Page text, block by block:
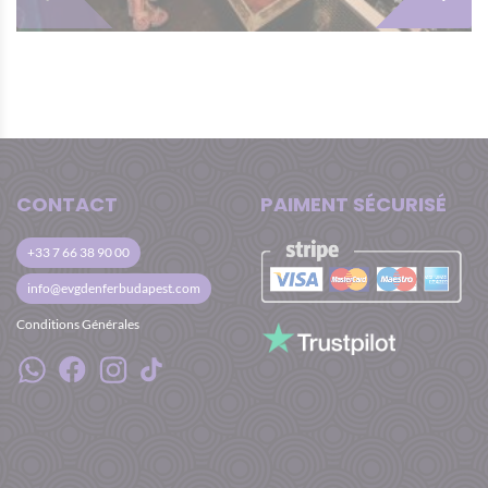
CONTACT
+33 7 66 38 90 00
info@evgdenferbudapest.com
Conditions Générales
PAIMENT SÉCURISÉ